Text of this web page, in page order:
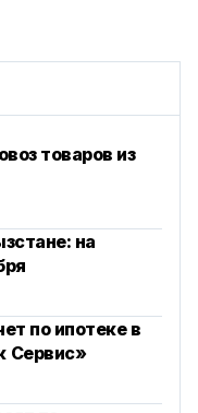
товаров из
на
по ипотеке в
Сервис»